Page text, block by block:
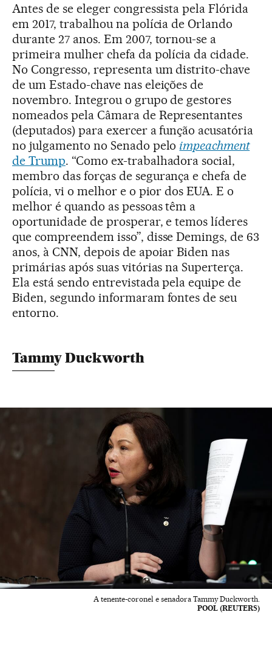
Antes de se eleger congressista pela Flórida
em 2017, trabalhou na polícia de Orlando
durante 27 anos. Em 2007, tornou-se a
primeira mulher chefa da polícia da cidade.
No Congresso, representa um distrito-chave
de um Estado-chave nas eleições de
novembro. Integrou o grupo de gestores
nomeados pela Câmara de Representantes
(deputados) para exercer a função acusatória
no julgamento no Senado pelo impeachment
de Trump. “Como ex-trabalhadora social,
membro das forças de segurança e chefa de
polícia, vi o melhor e o pior dos EUA. E o
melhor é quando as pessoas têm a
oportunidade de prosperar, e temos líderes
que compreendem isso”, disse Demings, de 63
anos, à CNN, depois de apoiar Biden nas
primárias após suas vitórias na Superterça.
Ela está sendo entrevistada pela equipe de
Biden, segundo informaram fontes de seu
entorno.
Tammy Duckworth
A tenente-coronel e senadora Tammy Duckworth.
POOL (REUTERS)